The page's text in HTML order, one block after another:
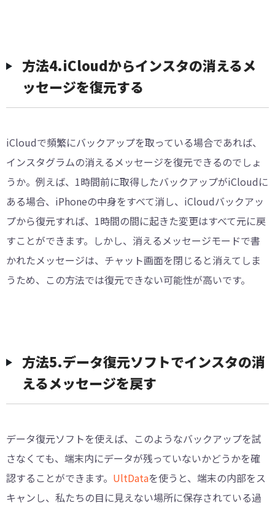
方法4.iCloudからインスタの消えるメ
ッセージを復元する
iCloudで頻繁にバックアップを取っている場合であれば、
インスタグラムの消えるメッセージを復元できるのでしょ
うか。例えば、1時間前に取得したバックアップがiCloudに
ある場合、iPhoneの中身をすべて消し、iCloudバックアッ
プから復元すれば、1時間の間に起きた変更はすべて元に戻
すことができます。しかし、消えるメッセージモードで書
かれたメッセージは、チャット画面を閉じると消えてしま
うため、この方法では復元できない可能性が高いです。
方法5.データ復元ソフトでインスタの消
えるメッセージを戻す
データ復元ソフトを使えば、このようなバックアップを試
さなくても、端末内にデータが残っていないかどうかを確
認することができます。 UltDataを使うと、端末の内部をス
キャンし、私たちの目に見えない場所に保存されている過